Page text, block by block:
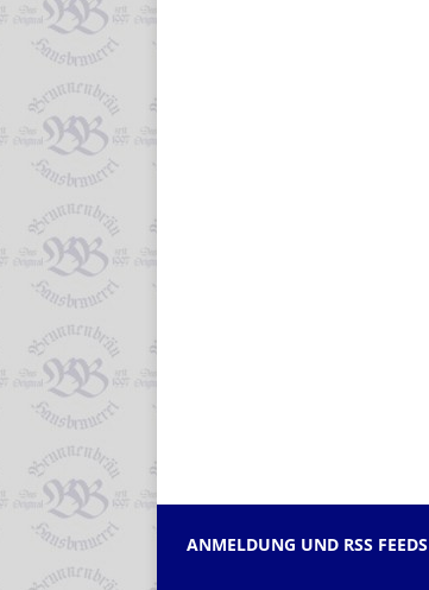
ANMELDUNG UND RSS FEEDS